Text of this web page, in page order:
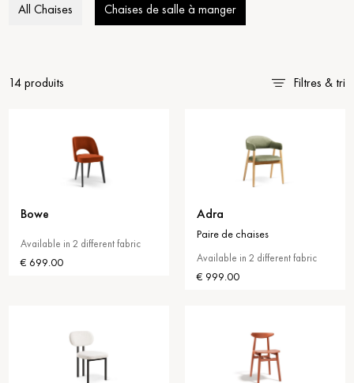
All Chaises Chaises de salle à manger
14 produits Filtres & tri
Bowe
Available in 2 different fabric
€ 699.00
Adra
Paire de chaises
Available in 2 different fabric
€ 999.00